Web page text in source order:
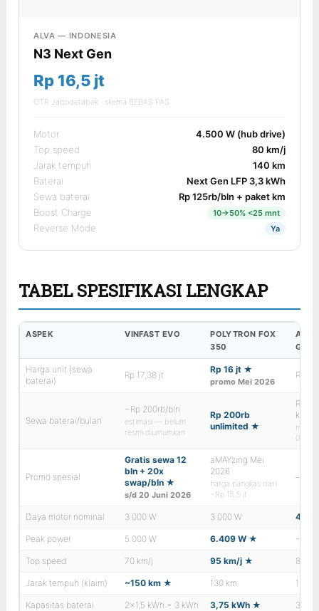
ALVA — INDONESIA
N3 Next Gen
Rp 16,5 jt
OTR Jabodetabek · skema BEBAS PAS
Motor
4.500 W (hub drive)
Top speed
80 km/j
Jarak tempuh
140 km
Baterai
Next Gen LFP 3,3 kWh
Sewa baterai
Rp 125rb/bln + paket km
Boost Charge
10→50% <25 mnt
Reverse Mode Ya
TABEL SPESIFIKASI LENGKAP
ASPEK VINFAST EVO
POLYTRON FOX
350
GEN
Harga unit (sewa
baterai)
Rp 17,38 jt
Rp 16 jt ★
promo Mei 2026
Rp
Sewa baterai/bulan
~Rp 200rb/bln
estimasi — belum
resmi diumumkan
Rp 200rb
unlimited ★
Rp
km
mulai
Promo spesial
Gratis sewa 12
bln + 20x
swap/bln ★
s/d 20 Juni 2026
aMAYzing Mei
2026
harga pangkas dari
~Rp 18,5 jt
—
Daya motor nominal 3.000 W 3.000 W
Peak power 5.000 W 6.409 W ★
Top speed 70 km/j 95 km/j ★ 80
Jarak tempuh (klaim) ~150 km ★ 130 km 140
Kapasitas baterai 2×1,5 kWh = 3 kWh 3,75 kWh ★ 3,3